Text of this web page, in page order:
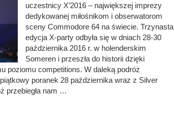
uczestnicy X’2016 – największej imprezy
dedykowanej miłośnikom i obserwatorom
sceny Commodore 64 na świecie. Trzynasta
edycja X-party odbyła się w dniach 28-30
października 2016 r. w holenderskim
Someren i przeszła do historii dzięki
poziomu competitions. W daleką podróż
poranek 28 października wraz z Silver
przebiegła nam …